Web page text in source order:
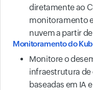
diretamente ao
monitoramento
nuvem a partir
Monitoramento do
Monitore o
infraestrutura
baseadas em IA